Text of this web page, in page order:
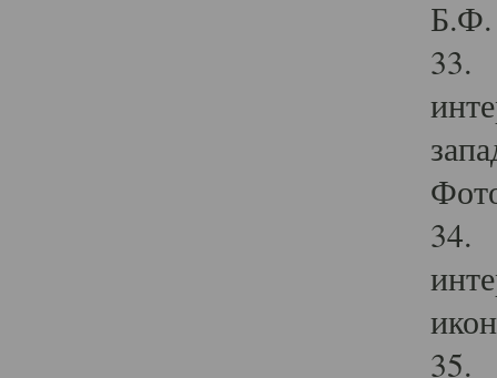
Б.Ф.
33.
34.
35.